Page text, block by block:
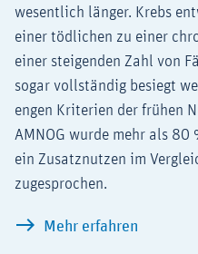
wesentlich länger. Krebs
einer tödlichen zu einer
einer steigenden Zahl von
sogar vollständig besiegt
engen Kriterien der frühen
AMNOG wurde mehr als 80
ein Zusatznutzen im
zugesprochen.
Mehr erfahren